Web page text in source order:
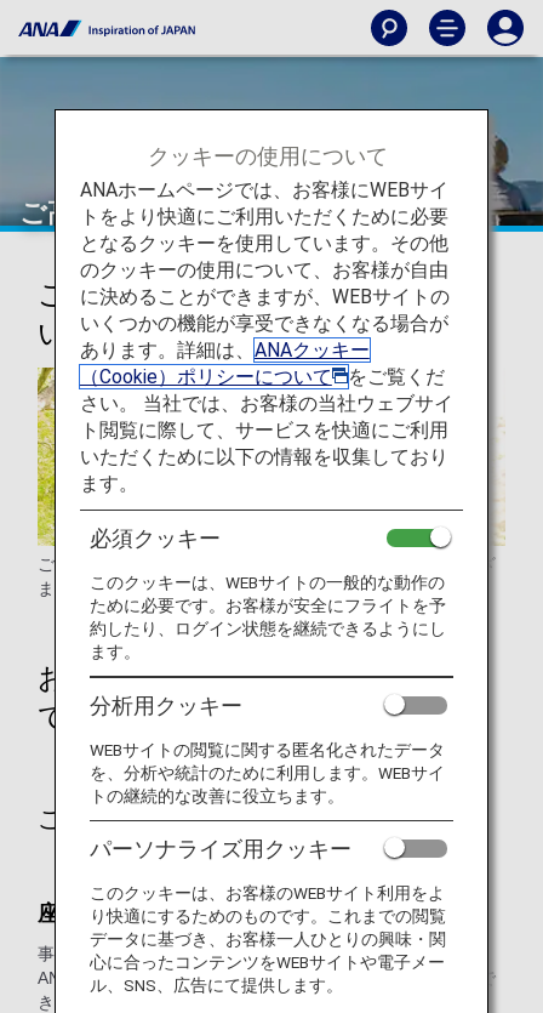
ご高齢のお客様（日本国内線）
ご高齢のお客様向けサポートにつ
いて
ご高齢のお客様が安心してご旅行いただけますよう、さまざ
まな場面でご要望に応じたお手伝いをいたします。
お申し込み方法・お手続きについ
て
ご出発前の事前準備
座席指定について
事前座席指定可能な運賃にてご購入時、ANAウェブサイト、
ANA予約・案内センターにて座席をご指定いただくことがで
きます。
クッキーの使用について
ANAホームページでは、お客様にWEBサイ
トをより快適にご利用いただくために必要
となるクッキーを使用しています。その他
のクッキーの使用について、お客様が自由
に決めることができますが、WEBサイトの
いくつかの機能が享受できなくなる場合が
あります。詳細は、 ANAクッキー
（Cookie）ポリシーについて
をご覧くだ
さい。 当社では、お客様の当社ウェブサイ
ト閲覧に際して、サービスを快適にご利用
いただくために以下の情報を収集しており
ます。
必須クッキー
このクッキーは、WEBサイトの一般的な動作の
ために必要です。お客様が安全にフライトを予
約したり、ログイン状態を継続できるようにし
ます。
分析用クッキー
WEBサイトの閲覧に関する匿名化されたデータ
を、分析や統計のために利用します。WEBサイ
トの継続的な改善に役立ちます。
パーソナライズ用クッキー
このクッキーは、お客様のWEBサイト利用をよ
り快適にするためのものです。これまでの閲覧
データに基づき、お客様一人ひとりの興味・関
心に合ったコンテンツをWEBサイトや電子メー
ル、SNS、広告にて提供します。